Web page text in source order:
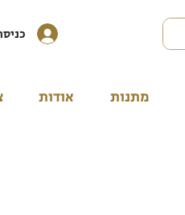
מתנות אודות